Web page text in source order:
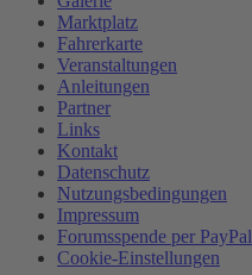
Marktplatz
Fahrerkarte
Veranstaltungen
Anleitungen
Partner
Links
Kontakt
Datenschutz
Nutzungsbedingungen
Impressum
Forumsspende per PayPal
Cookie-Einstellungen